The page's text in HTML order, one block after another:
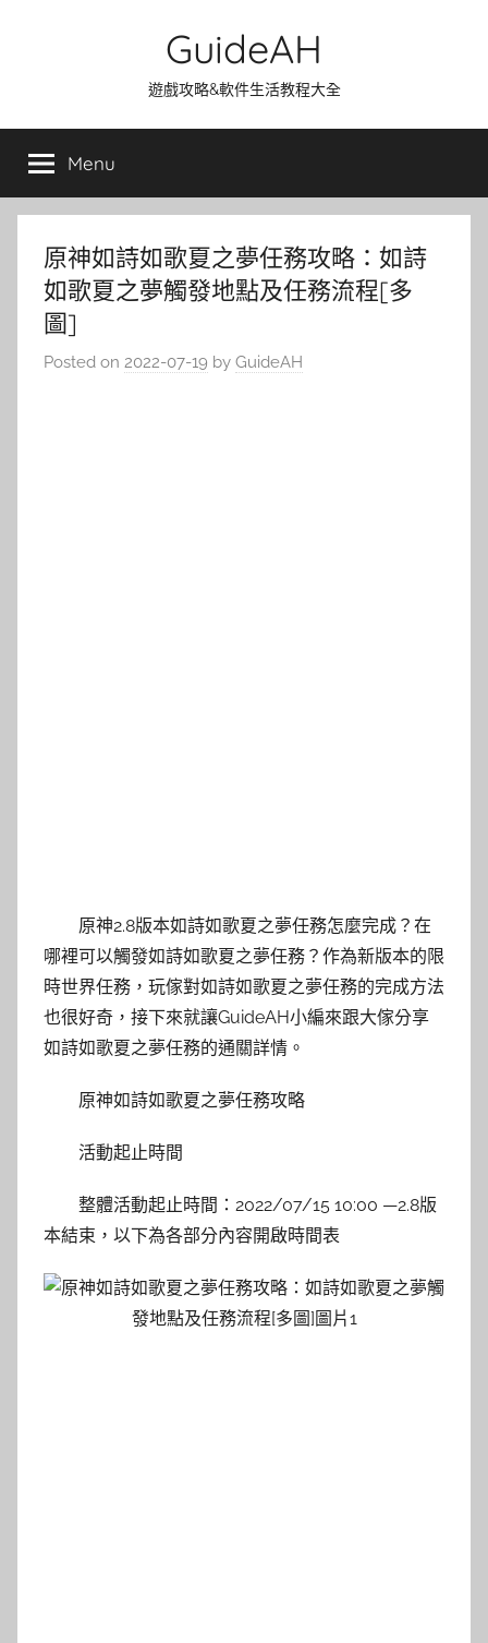
GuideAH
遊戲攻略&軟件生活教程大全
Menu
原神如詩如歌夏之夢任務攻略：如詩
如歌夏之夢觸發地點及任務流程[多
圖]
Posted on 2022-07-19 by GuideAH
原神2.8版本如詩如歌夏之夢任務怎麼完成？在
哪裡可以觸發如詩如歌夏之夢任務？作為新版本的限
時世界任務，玩傢對如詩如歌夏之夢任務的完成方法
也很好奇，接下來就讓GuideAH小編來跟大傢分享
如詩如歌夏之夢任務的通關詳情。
原神如詩如歌夏之夢任務攻略
活動起止時間
整體活動起止時間：2022/07/15 10:00 —2.8版
本結束，以下為各部分內容開啟時間表